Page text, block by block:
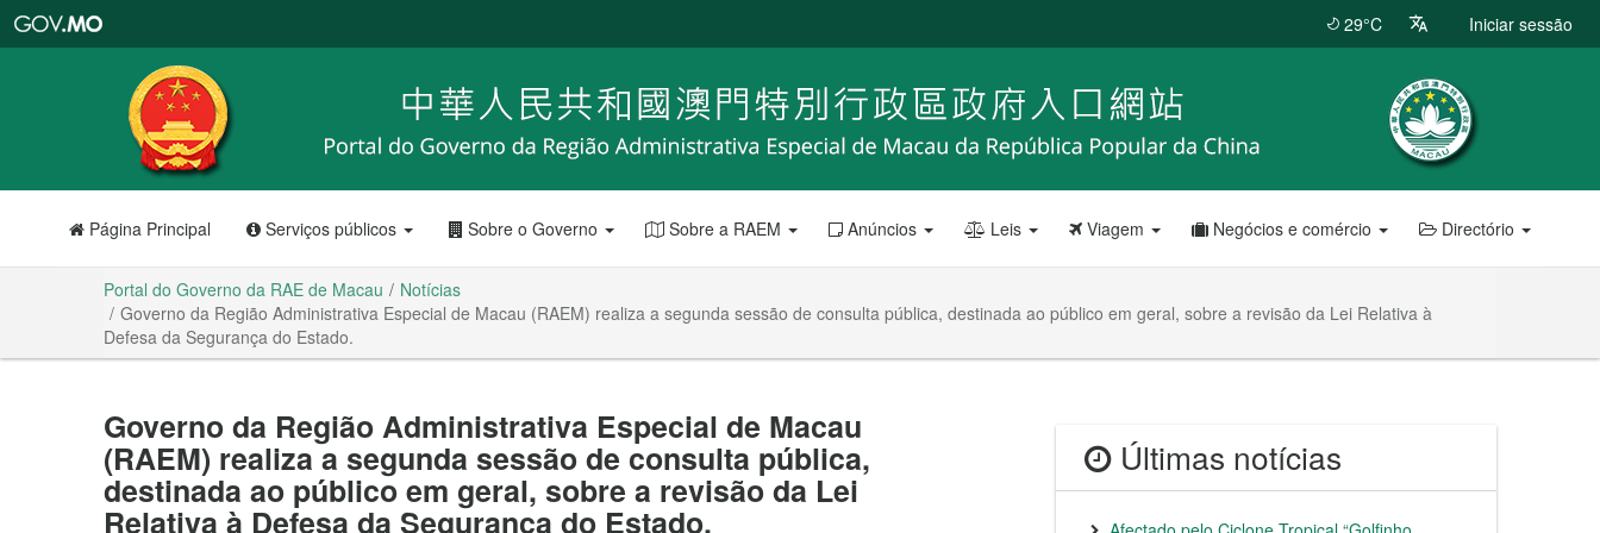
RAE
de
Macau
29°C Iniciar sessão
Página Principal Serviços públicos Sobre o Governo Sobre a RAEM Anúncios Leis Viagem Negócios e comércio Directório
Portal do Governo da RAE de Macau
Notícias
Governo da Região Administrativa Especial de Macau (RAEM) realiza a segunda sessão de consulta pública, destinada ao público em geral, sobre a revisão da Lei Relativa à
Defesa da Segurança do Estado.
Governo da Região Administrativa Especial de Macau
(RAEM) realiza a segunda sessão de consulta pública,
destinada ao público em geral, sobre a revisão da Lei
Relativa à Defesa da Segurança do Estado.
Últimas notícias